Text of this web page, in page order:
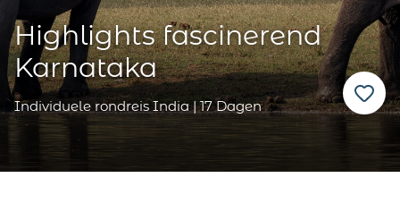
Highlights fascinerend
Karnataka
Individuele rondreis India | 17 Dagen